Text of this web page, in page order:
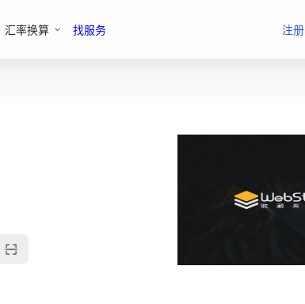
汇率换算 找服务 注册